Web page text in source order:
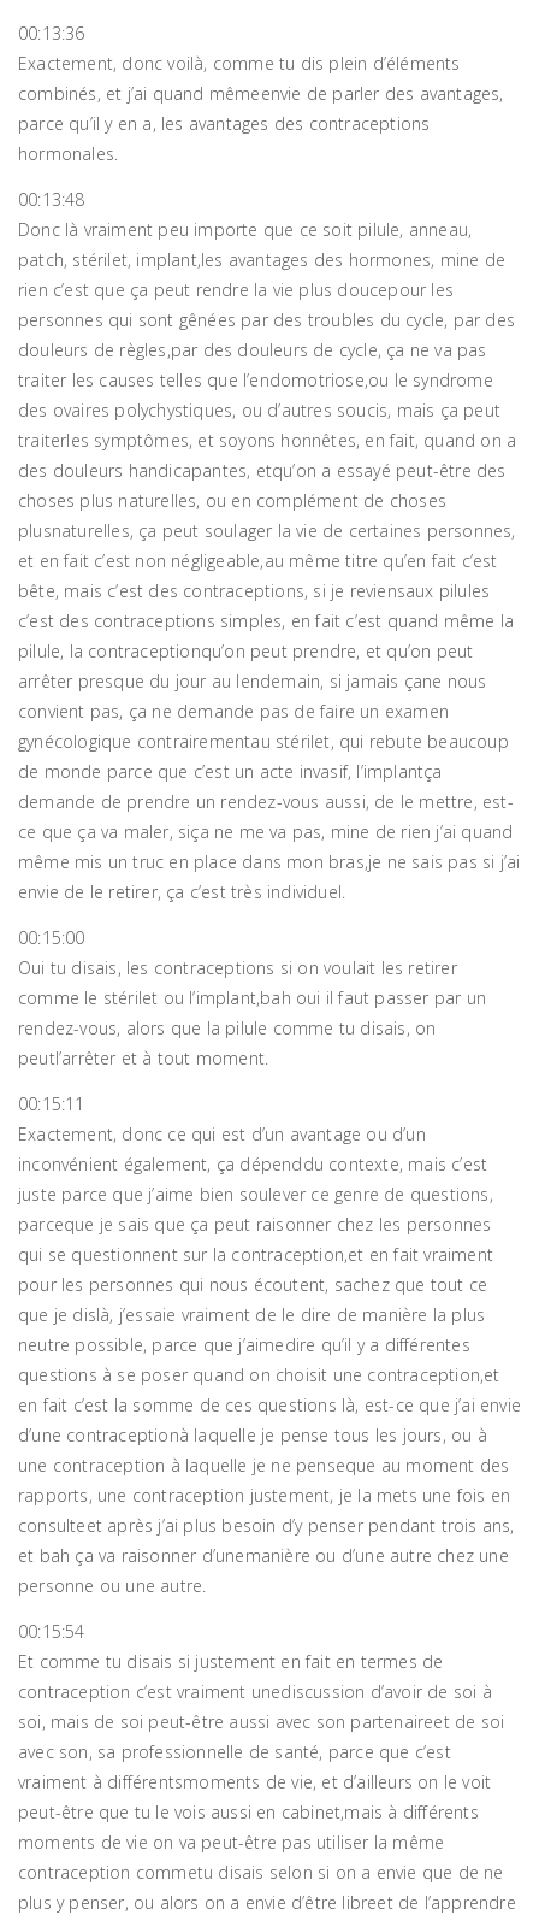
00:13:36
Exactement, donc voilà, comme tu dis plein d’éléments
combinés, et j’ai quand mêmeenvie de parler des avantages,
parce qu’il y en a, les avantages des contraceptions
hormonales.
00:13:48
Donc là vraiment peu importe que ce soit pilule, anneau,
patch, stérilet, implant,les avantages des hormones, mine de
rien c’est que ça peut rendre la vie plus doucepour les
personnes qui sont gênées par des troubles du cycle, par des
douleurs de règles,par des douleurs de cycle, ça ne va pas
traiter les causes telles que l’endomotriose,ou le syndrome
des ovaires polychystiques, ou d’autres soucis, mais ça peut
traiterles symptômes, et soyons honnêtes, en fait, quand on a
des douleurs handicapantes, etqu’on a essayé peut-être des
choses plus naturelles, ou en complément de choses
plusnaturelles, ça peut soulager la vie de certaines personnes,
et en fait c’est non négligeable,au même titre qu’en fait c’est
bête, mais c’est des contraceptions, si je reviensaux pilules
c’est des contraceptions simples, en fait c’est quand même la
pilule, la contraceptionqu’on peut prendre, et qu’on peut
arrêter presque du jour au lendemain, si jamais çane nous
convient pas, ça ne demande pas de faire un examen
gynécologique contrairementau stérilet, qui rebute beaucoup
de monde parce que c’est un acte invasif, l’implantça
demande de prendre un rendez-vous aussi, de le mettre, est-
ce que ça va maler, siça ne me va pas, mine de rien j’ai quand
même mis un truc en place dans mon bras,je ne sais pas si j’ai
envie de le retirer, ça c’est très individuel.
00:15:00
Oui tu disais, les contraceptions si on voulait les retirer
comme le stérilet ou l’implant,bah oui il faut passer par un
rendez-vous, alors que la pilule comme tu disais, on
peutl’arrêter et à tout moment.
00:15:11
Exactement, donc ce qui est d’un avantage ou d’un
inconvénient également, ça dépenddu contexte, mais c’est
juste parce que j’aime bien soulever ce genre de questions,
parceque je sais que ça peut raisonner chez les personnes
qui se questionnent sur la contraception,et en fait vraiment
pour les personnes qui nous écoutent, sachez que tout ce
que je dislà, j’essaie vraiment de le dire de manière la plus
neutre possible, parce que j’aimedire qu’il y a différentes
questions à se poser quand on choisit une contraception,et
en fait c’est la somme de ces questions là, est-ce que j’ai envie
d’une contraceptionà laquelle je pense tous les jours, ou à
une contraception à laquelle je ne penseque au moment des
rapports, une contraception justement, je la mets une fois en
consulteet après j’ai plus besoin d’y penser pendant trois ans,
et bah ça va raisonner d’unemanière ou d’une autre chez une
personne ou une autre.
00:15:54
Et comme tu disais si justement en fait en termes de
contraception c’est vraiment unediscussion d’avoir de soi à
soi, mais de soi peut-être aussi avec son partenaireet de soi
avec son, sa professionnelle de santé, parce que c’est
vraiment à différentsmoments de vie, et d’ailleurs on le voit
peut-être que tu le vois aussi en cabinet,mais à différents
moments de vie on va peut-être pas utiliser la même
contraception commetu disais selon si on a envie que de ne
plus y penser, ou alors on a envie d’être libreet de l’apprendre